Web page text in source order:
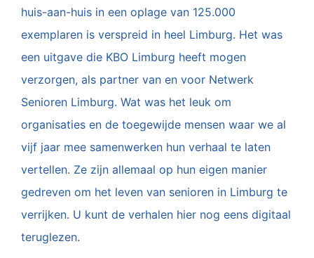
huis-aan-huis in een oplage van 125.000
exemplaren is verspreid in heel Limburg. Het was
een uitgave die KBO Limburg heeft mogen
verzorgen, als partner van en voor Netwerk
Senioren Limburg. Wat was het leuk om
organisaties en de toegewijde mensen waar we al
vijf jaar mee samenwerken hun verhaal te laten
vertellen. Ze zijn allemaal op hun eigen manier
gedreven om het leven van senioren in Limburg te
verrijken. U kunt de verhalen hier nog eens digitaal
teruglezen.